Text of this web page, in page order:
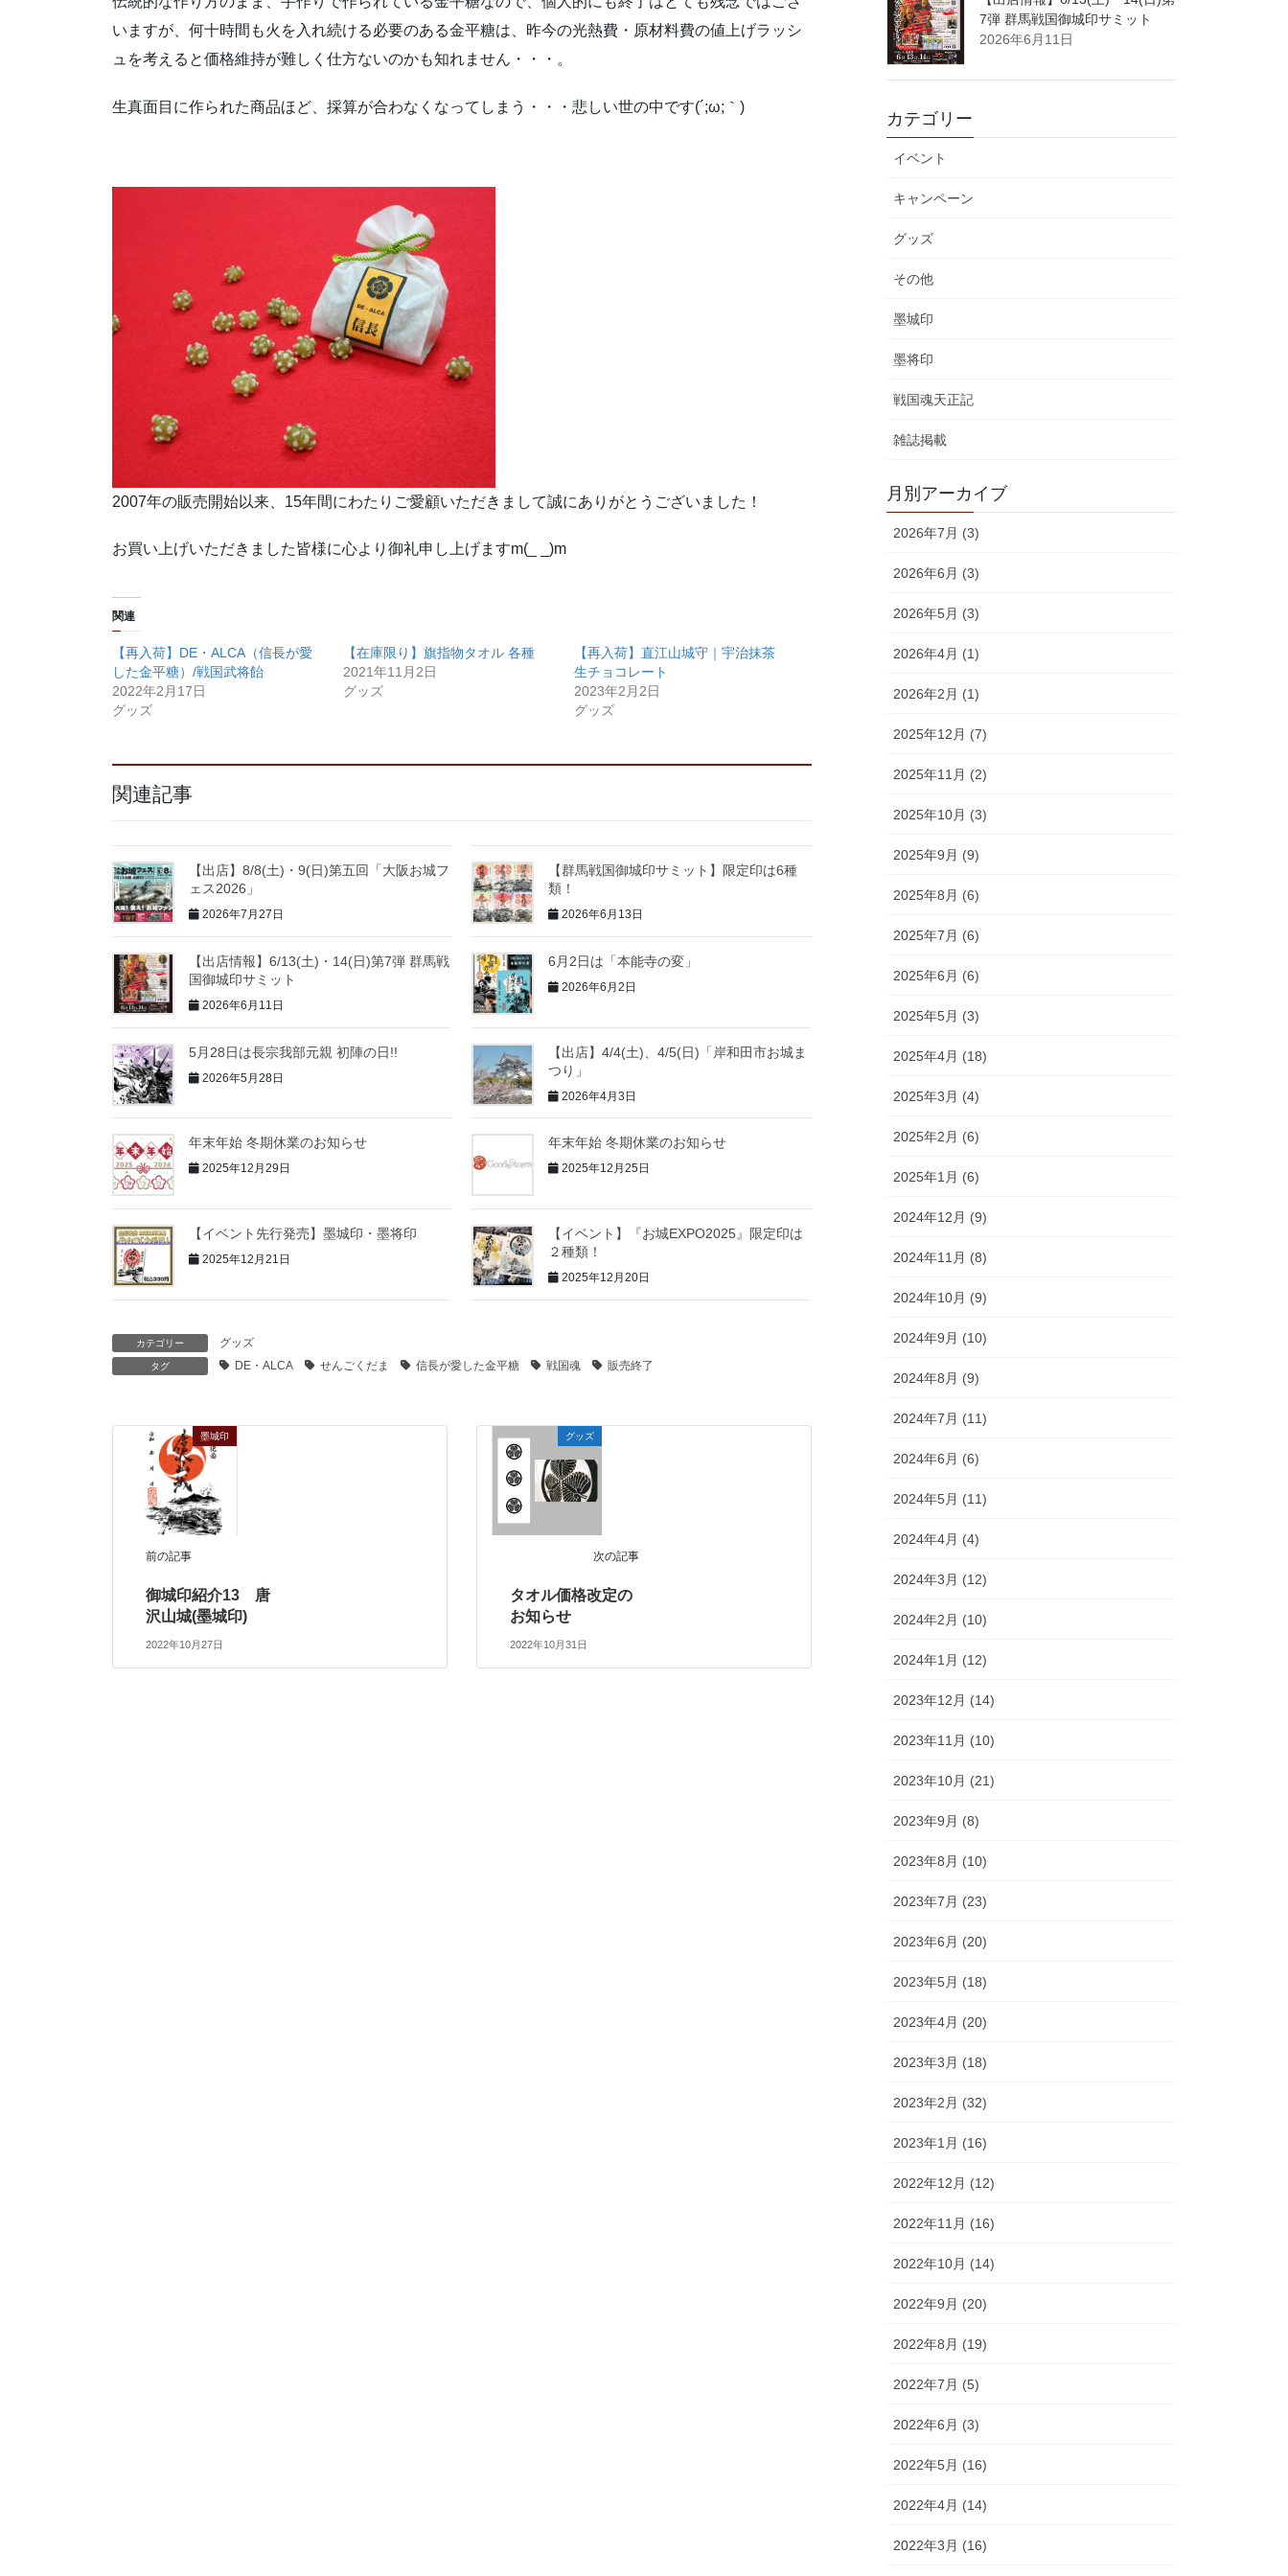
いますが、何十時間も火を入れ続ける必要のある金平糖は、昨今の光熱費・原材料費の値上げラッシ
ュを考えると価格維持が難しく仕方ないのかも知れません・・・。
生真面目に作られた商品ほど、採算が合わなくなってしまう・・・悲しい世の中です(´;ω;｀)
2007年の販売開始以来、15年間にわたりご愛顧いただきまして誠にありがとうございました！
お買い上げいただきました皆様に心より御礼申し上げますm(_ _)m
関連
【再入荷】DE・ALCA（信長が愛
した金平糖）/戦国武将飴
2022年2月17日
グッズ
【在庫限り】旗指物タオル 各種
2021年11月2日
グッズ
【再入荷】直江山城守｜宇治抹茶
生チョコレート
2023年2月2日
グッズ
関連記事
【出店】8/8(土)・9(日)第五回「大阪お城フ
ェス2026」
2026年7月27日
【群馬戦国御城印サミット】限定印は6種
類！
2026年6月13日
【出店情報】6/13(土)・14(日)第7弾 群馬戦
国御城印サミット
2026年6月11日
6月2日は「本能寺の変」
2026年6月2日
5月28日は長宗我部元親 初陣の日!!
2026年5月28日
【出店】4/4(土)、4/5(日)「岸和田市お城ま
つり」
2026年4月3日
年末年始 冬期休業のお知らせ
2025年12月29日
年末年始 冬期休業のお知らせ
2025年12月25日
【イベント先行発売】墨城印・墨将印
2025年12月21日
【イベント】『お城EXPO2025』限定印は
２種類！
2025年12月20日
カテゴリー グッズ
タグ DE・ALCA せんごくだま 信長が愛した金平糖 戦国魂 販売終了
墨城印
前の記事
御城印紹介13 唐
沢山城(墨城印)
2022年10月27日
グッズ
次の記事
タオル価格改定の
お知らせ
2022年10月31日
7弾 群馬戦国御城印サミット
2026年6月11日
カテゴリー
イベント
キャンペーン
グッズ
その他
墨城印
墨将印
戦国魂天正記
雑誌掲載
月別アーカイブ
2026年7月 (3)
2026年6月 (3)
2026年5月 (3)
2026年4月 (1)
2026年2月 (1)
2025年12月 (7)
2025年11月 (2)
2025年10月 (3)
2025年9月 (9)
2025年8月 (6)
2025年7月 (6)
2025年6月 (6)
2025年5月 (3)
2025年4月 (18)
2025年3月 (4)
2025年2月 (6)
2025年1月 (6)
2024年12月 (9)
2024年11月 (8)
2024年10月 (9)
2024年9月 (10)
2024年8月 (9)
2024年7月 (11)
2024年6月 (6)
2024年5月 (11)
2024年4月 (4)
2024年3月 (12)
2024年2月 (10)
2024年1月 (12)
2023年12月 (14)
2023年11月 (10)
2023年10月 (21)
2023年9月 (8)
2023年8月 (10)
2023年7月 (23)
2023年6月 (20)
2023年5月 (18)
2023年4月 (20)
2023年3月 (18)
2023年2月 (32)
2023年1月 (16)
2022年12月 (12)
2022年11月 (16)
2022年10月 (14)
2022年9月 (20)
2022年8月 (19)
2022年7月 (5)
2022年6月 (3)
2022年5月 (16)
2022年4月 (14)
2022年3月 (16)